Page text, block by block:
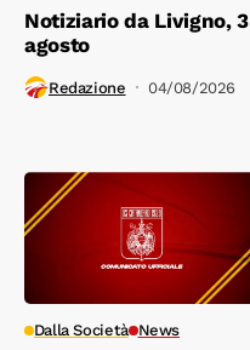
Notiziario da Livigno, 3
agosto
Redazione 04/08/2026
Dalla Società News